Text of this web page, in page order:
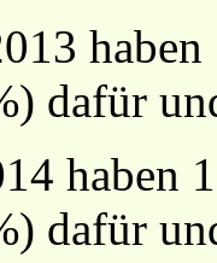
dafür
haben
dafür